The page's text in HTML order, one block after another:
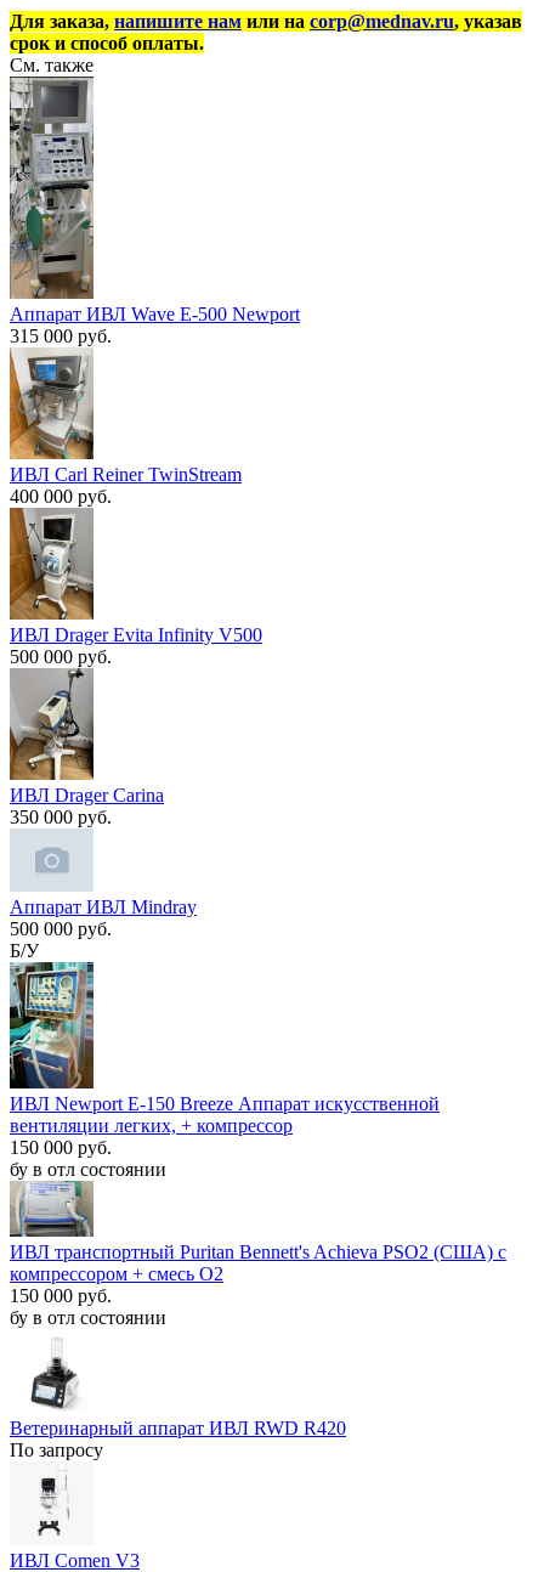
Для заказа, напишите нам или на corp@mednav.ru, указав
срок и способ оплаты.
См. также
Аппарат ИВЛ Wave E-500 Newport
315 000 руб.
ИВЛ Сarl Reiner TwinStream
400 000 руб.
ИВЛ Drager Evita Infinity V500
500 000 руб.
ИВЛ Drager Carina
350 000 руб.
Аппарат ИВЛ Mindray
500 000 руб.
Б/У
ИВЛ Newport E-150 Breeze Аппарат искусственной
вентиляции легких, + компрессор
150 000 руб.
бу в отл состоянии
ИВЛ транспортный Puritan Bennett's Achieva PSO2 (США) с
компрессором + смесь O2
150 000 руб.
бу в отл состоянии
Ветеринарный аппарат ИВЛ RWD R420
По запросу
ИВЛ Comen V3